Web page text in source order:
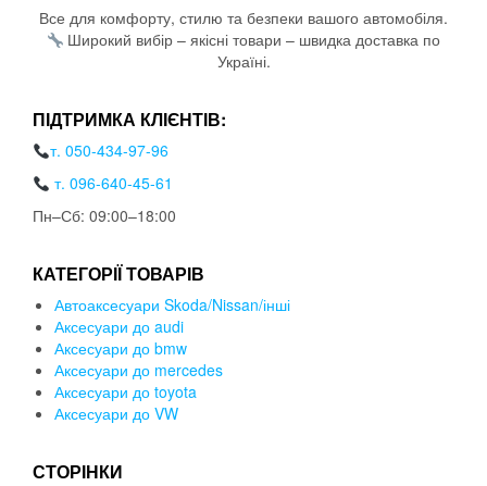
Все для комфорту, стилю та безпеки вашого автомобіля.
Широкий вибір – якісні товари – швидка доставка по
Україні.
ПІДТРИМКА КЛІЄНТІВ:
т. 050-434-97-96
т. 096-640-45-61
Пн–Сб: 09:00–18:00
КАТЕГОРІЇ ТОВАРІВ
Автоаксесуари Skoda/Nissan/інші
Аксесуари до audi
Аксесуари до bmw
Аксесуари до mercedes
Аксесуари до toyota
Аксесуари до VW
СТОРІНКИ